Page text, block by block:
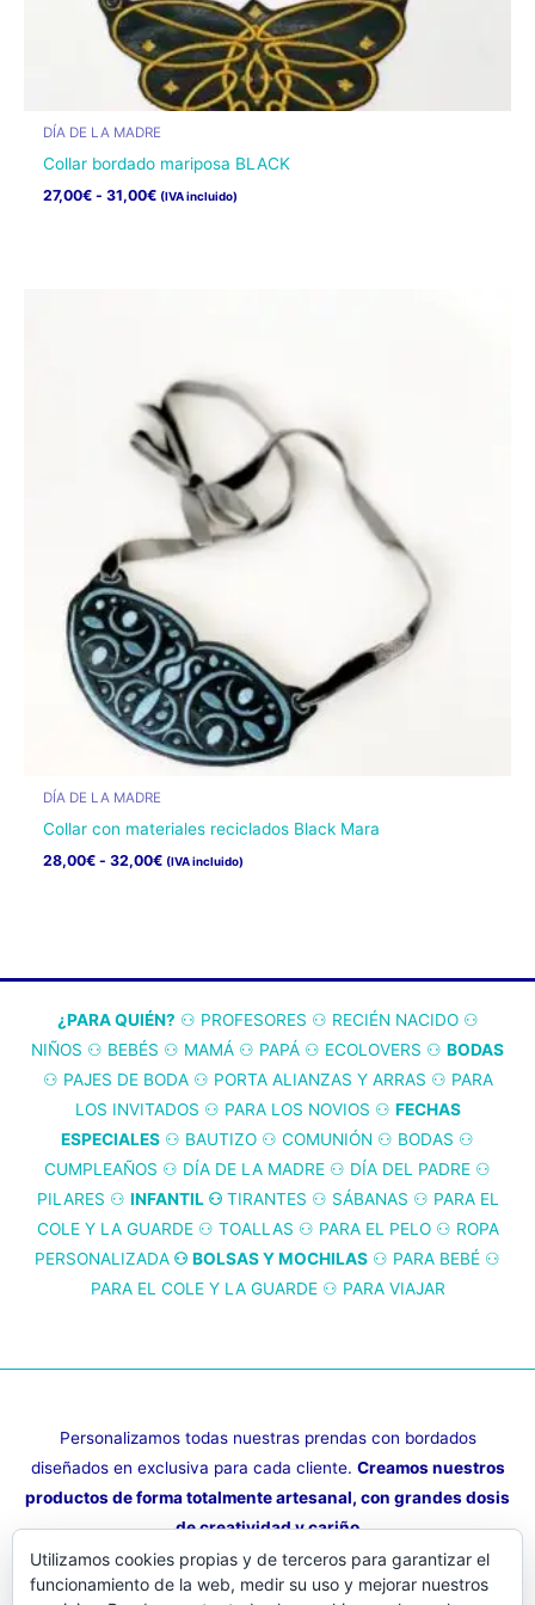
DÍA DE LA MADRE
Collar bordado mariposa BLACK
27,00€ - 31,00€Rango
(IVA incluido)
página
producto
DÍA DE LA MADRE
Collar con materiales reciclados Black Mara
28,00€ - 32,00€Rango
32,00€
(IVA incluido)
múltiples
variantes.
Las
opciones
pueden
elegir
en
la
página
¿PARA QUIÉN? ⚇ PROFESORES ⚇ RECIÉN NACIDO⚇
NIÑOS ⚇ BEBÉS ⚇ MAMÁ ⚇ PAPÁ ⚇ ECOLOVERS ⚇ BODAS
⚇ PAJES DE BODA⚇ PORTA ALIANZAS Y ARRAS ⚇ PARA
LOS INVITADOS ⚇ PARA LOS NOVIOS ⚇ FECHAS
ESPECIALES ⚇ BAUTIZO ⚇ COMUNIÓN ⚇ BODAS ⚇
CUMPLEAÑOS ⚇ DÍA DE LA MADRE ⚇ DÍA DEL PADRE ⚇
PILARES ⚇ INFANTIL⚇ TIRANTES ⚇ SÁBANAS ⚇ PARA EL
COLE Y LA GUARDE⚇ TOALLAS ⚇ PARA EL PELO⚇ ROPA
PERSONALIZADA ⚇ BOLSAS Y MOCHILAS ⚇ PARA BEBÉ ⚇
PARA EL COLE Y LA GUARDE⚇ PARA VIAJAR
Personalizamos todas nuestras prendas con bordados
diseñados en exclusiva para cada cliente. Creamos nuestros
productos de forma totalmente artesanal, con grandes dosis
de creatividad y cariño
Pilukids © 2024
Utilizamos cookies propias y de terceros para garantizar el
funcionamiento de la web, medir su uso y mejorar nuestros